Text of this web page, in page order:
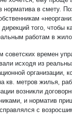
норматива в смету.
того, чтобы
работам в
советских времен
исходя из
организации,
кв. метров жилья,
возникли
и норматив
с